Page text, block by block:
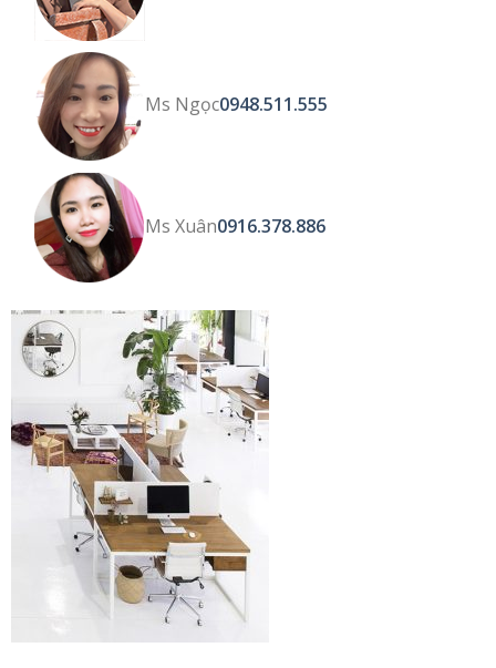
Ms Ngọc0948.511.555
Ms Xuân0916.378.886